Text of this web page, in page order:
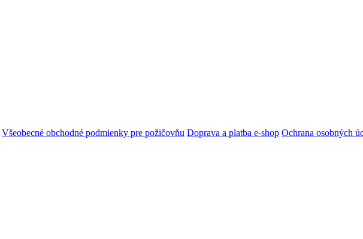
Všeobecné obchodné podmienky pre požičovňu Doprava a platba e-shop Ochrana osobných